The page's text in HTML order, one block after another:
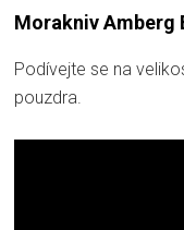
Morakniv Amberg
Podívejte se na
pouzdra.